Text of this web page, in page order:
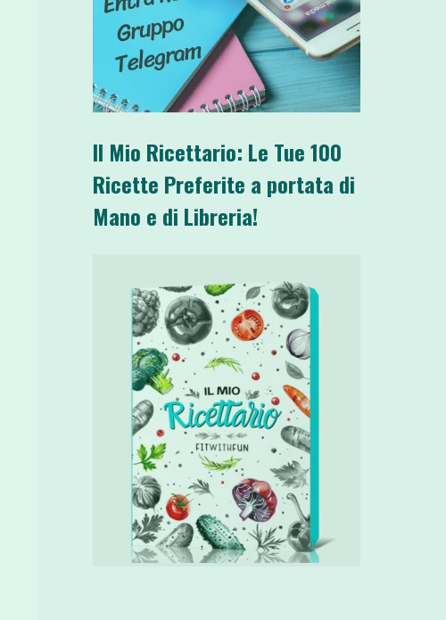
Il Mio Ricettario: Le Tue 100
Ricette Preferite a portata di
Mano e di Libreria!